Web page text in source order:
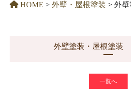
HOME > 外壁・屋根塗装 > 外壁
外壁塗装・屋根塗装
一覧へ